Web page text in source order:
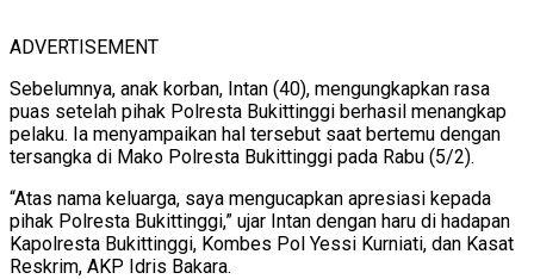
ADVERTISEMENT
Sebelumnya, anak korban, Intan (40), mengungkapkan rasa
puas setelah pihak Polresta Bukittinggi berhasil menangkap
pelaku. Ia menyampaikan hal tersebut saat bertemu dengan
tersangka di Mako Polresta Bukittinggi pada Rabu (5/2).
“Atas nama keluarga, saya mengucapkan apresiasi kepada
pihak Polresta Bukittinggi,” ujar Intan dengan haru di hadapan
Kapolresta Bukittinggi, Kombes Pol Yessi Kurniati, dan Kasat
Reskrim, AKP Idris Bakara.